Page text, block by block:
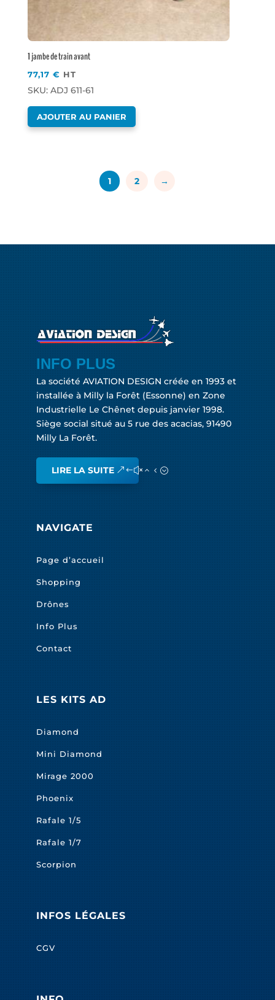
1 jambe de train avant
77,17€ HT
SKU: ADJ 611-61
AJOUTER AU PANIER
1 2 →
INFO PLUS
La société AVIATION DESIGN créée en 1993 et
installée à Milly la Forêt (Essonne) en Zone
Industrielle Le Chênet depuis janvier 1998.
Siège social situé au 5 rue des acacias, 91490
Milly La Forêt.
LIRE LA SUITE
NAVIGATE
Page d’accueil
Shopping
Drônes
Info Plus
Contact
LES KITS AD
Diamond
Mini Diamond
Mirage 2000
Phoenix
Rafale 1/5
Rafale 1/7
Scorpion
INFOS LÉGALES
CGV